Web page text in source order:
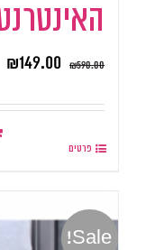
₪590.00
₪149.00
פרטים
Sale!